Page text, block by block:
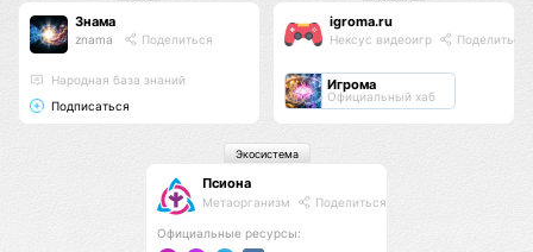
Знама
znama Поделиться
Народная база знаний
Подписаться
igroma.ru
Нексус видеоигр Поделиться
Игрома
Официальный хаб
Псиона
Метаорганизм Поделиться
Официальные ресурсы:
Экосистема